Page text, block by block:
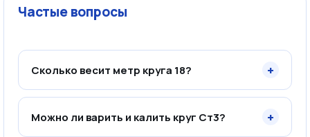
Частые вопросы
Сколько весит метр круга 18? +
Можно ли варить и калить круг Ст3? +